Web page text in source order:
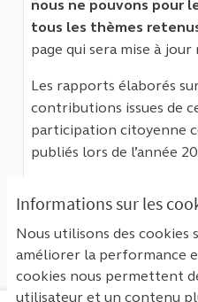
Informations sur les
Nous utilisons des
améliorer la performance
cookies nous permettent
utilisateur et un contenu
nous ne pouvons pour
tous les thèmes
page qui sera mise à
Les rapports élaborés
contributions issues de
participation citoyenne
publiés lors de l’année
d’initiative citoyenne
publiée prochainement.